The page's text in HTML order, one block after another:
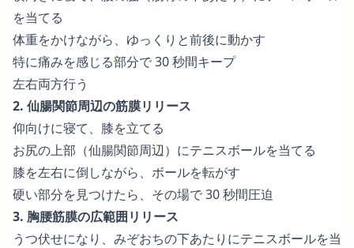
を当てる
体重をかけながら、ゆっくりと前後に動かす
特に痛みを感じる部分で 30 秒間キープ
左右両方行う
2. 仙腸関節周辺の筋膜リリース
仰向けに寝て、膝を立てる
お尻の上部（仙腸関節周辺）にテニスボールを当てる
膝を左右に倒しながら、ボールを転がす
硬い部分を見つけたら、その場で 30 秒間圧迫
3. 胸腰筋膜の広範囲リリース
うつ伏せになり、みぞおちの下あたりにテニスボールを当